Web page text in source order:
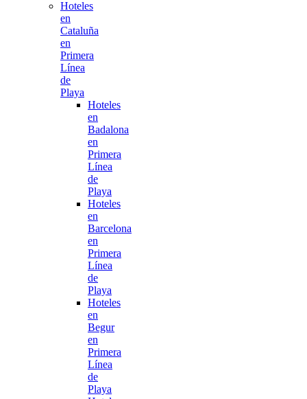
Hoteles
en
Cataluña
en
Primera
Línea
de
Playa
Hoteles
en
Badalona
en
Primera
Línea
de
Playa
Hoteles
en
Barcelona
en
Primera
Línea
de
Playa
Hoteles
en
Begur
en
Primera
Línea
de
Playa